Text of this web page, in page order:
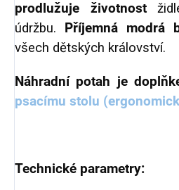
prodlužuje životnost
údržbu.
Příjemná modrá
všech dětských království.
Náhradní potah je
psacímu stolu
Technické parametry: